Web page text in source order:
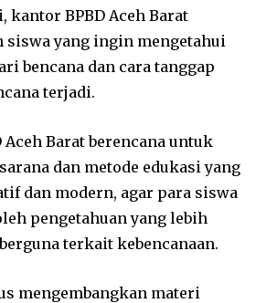
kantor BPBD Aceh Barat
yang ingin mengetahui
bencana dan cara tanggap
terjadi.
Aceh Barat berencana untuk
dan metode edukasi yang
dan modern, agar para siswa
pengetahuan yang lebih
terkait kebencanaan.
mengembangkan materi